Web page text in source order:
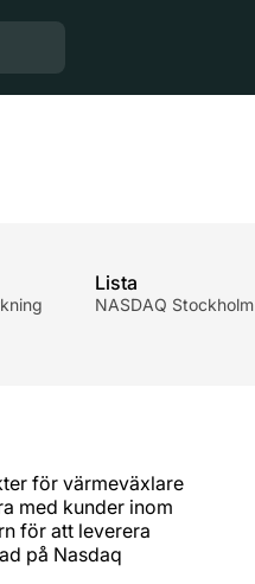
Lista
NASDAQ Stockholm
för värmeväxlare
med kunder inom
för att leverera
på Nasdaq